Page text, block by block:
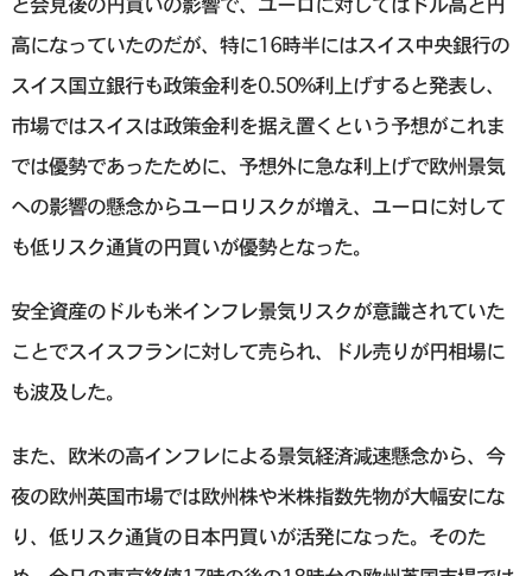
高になっていたのだが、特に16時半にはスイス中央銀行の
スイス国立銀行も政策金利を0.50%利上げすると発表し、
市場ではスイスは政策金利を据え置くという予想がこれま
では優勢であったために、予想外に急な利上げで欧州景気
への影響の懸念からユーロリスクが増え、ユーロに対して
も低リスク通貨の円買いが優勢となった。
安全資産のドルも米インフレ景気リスクが意識されていた
ことでスイスフランに対して売られ、ドル売りが円相場に
も波及した。
また、欧米の高インフレによる景気経済減速懸念から、今
夜の欧州英国市場では欧州株や米株指数先物が大幅安にな
り、低リスク通貨の日本円買いが活発になった。そのた